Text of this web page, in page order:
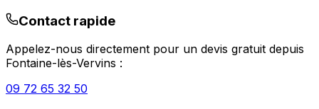
Contact rapide
Appelez-nous directement pour un devis gratuit depuis
Fontaine-lès-Vervins :
09 72 65 32 50